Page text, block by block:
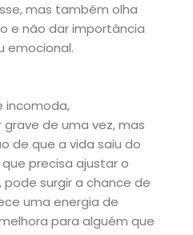
mas também olha
e não dar importância
emocional.
incomoda,
de uma vez, mas
de que a vida saiu do
precisa ajustar o
surgir a chance de
uma energia de
para alguém que